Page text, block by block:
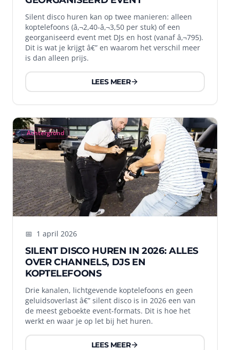
Silent disco huren kan op twee manieren: alleen
koptelefoons (â‚¬2,40-â‚¬3,50 per stuk) of een
georganiseerd event met DJs en host (vanaf â‚¬795).
Dit is wat je krijgt â€” en waarom het verschil meer
is dan alleen prijs.
LEES MEER
Achtergrond
📅 1 april 2026
SILENT DISCO HUREN IN 2026: ALLES
OVER CHANNELS, DJS EN
KOPTELEFOONS
Drie kanalen, lichtgevende koptelefoons en geen
geluidsoverlast â€” silent disco is in 2026 een van
de meest geboekte event-formats. Dit is hoe het
werkt en waar je op let bij het huren.
LEES MEER